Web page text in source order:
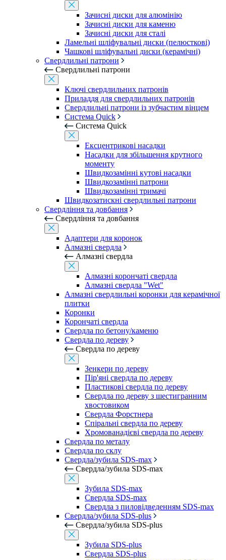
Зачисні диски для алюмінію
Зачисні диски для каменю
Зачисні диски для сталі
Ламельні шліфувальні диски (пелюсткові)
Чашкові шліфувальні диски (керамічні)
Свердлильні патрони
Свердлильні патрони
Ключі свердлильних патронів
Приладдя для свердлильних патронів
Свердлильні патрони із зубчастим вінцем
Система Quick
Система Quick
Ексцентрикові насадки
Насадки для збільшення крутного
моменту
Швидкозамінні кутові насадки
Швидкозамінні патрони
Швидкозамінні тримачі
Швидкозатискні свердлильні патрони
Свердління та довбання
Свердління та довбання
Адаптери для коронок
Алмазні свердла
Алмазні свердла
Алмазні корончаті свердла
Алмазні свердла "Wet"
Алмазні свердлильні коронки для керамічної
плитки
Коронки
Корончаті свердла
Свердла по бетону/каменю
Свердла по дереву
Свердла по дереву
Зенкери по дереву
Пір'яні свердла по дереву
Пластикові свердла по дереву
Свердла по дереву з шестигранним
хвостовиком
Свердла Форстнера
Спіральні свердла по дереву
Хромованадієві свердла по дереву
Свердла по металу
Свердла по склу
Свердла/зубила SDS-max
Свердла/зубила SDS-max
Зубила SDS-max
Свердла SDS-max
Свердла з пиловідведенням SDS-max
Свердла/зубила SDS-plus
Свердла/зубила SDS-plus
Зубила SDS-plus
Свердла SDS-plus